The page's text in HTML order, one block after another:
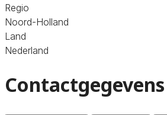
Regio
Noord-Holland
Land
Nederland
Contactgegevens